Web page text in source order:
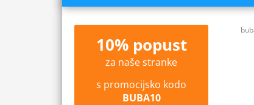
10% popust
za naše stranke
s promocijsko kodo
BUBA10